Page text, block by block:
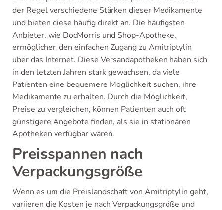
der Regel verschiedene Stärken dieser Medikamente
und bieten diese häufig direkt an. Die häufigsten
Anbieter, wie DocMorris und Shop-Apotheke,
ermöglichen den einfachen Zugang zu Amitriptylin
über das Internet. Diese Versandapotheken haben sich
in den letzten Jahren stark gewachsen, da viele
Patienten eine bequemere Möglichkeit suchen, ihre
Medikamente zu erhalten. Durch die Möglichkeit,
Preise zu vergleichen, können Patienten auch oft
günstigere Angebote finden, als sie in stationären
Apotheken verfügbar wären.
Preisspannen nach
Verpackungsgröße
Wenn es um die Preislandschaft von Amitriptylin geht,
variieren die Kosten je nach Verpackungsgröße und